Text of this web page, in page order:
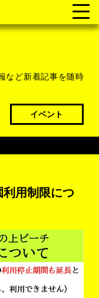
など新着記事を随時
イベント
用制限につ